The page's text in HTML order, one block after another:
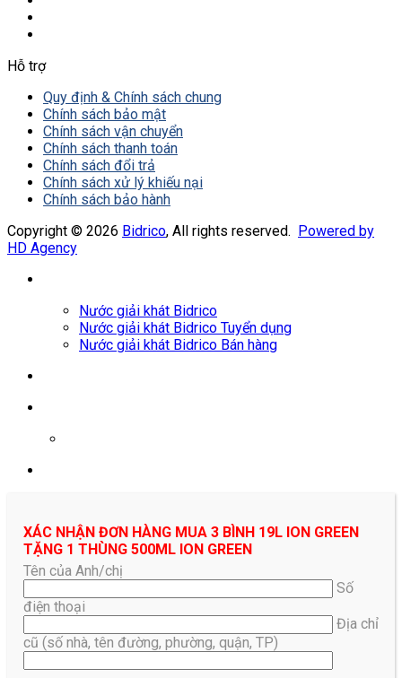
Hỗ trợ
Quy định & Chính sách chung
Chính sách bảo mật
Chính sách vận chuyển
Chính sách thanh toán
Chính sách đổi trả
Chính sách xử lý khiếu nại
Chính sách bảo hành
Copyright © 2026 Bidrico, All rights reserved. Powered by
HD Agency
Nước giải khát Bidrico
Nước giải khát Bidrico Tuyển dụng
Nước giải khát Bidrico Bán hàng
XÁC NHẬN ĐƠN HÀNG MUA 3 BÌNH 19L ION GREEN
TẶNG 1 THÙNG 500ML ION GREEN
Tên của Anh/chị
Số
điện thoại
Địa chỉ
cũ (số nhà, tên đường, phường, quận, TP)